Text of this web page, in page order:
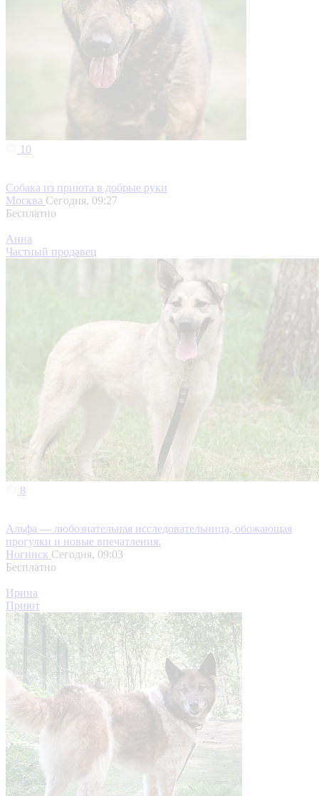
10
Собака из приюта в добрые руки
Москва Сегодня, 09:27
Бесплатно
Анна
Частный продавец
8
Альфа — любознательная исследовательница, обожающая
прогулки и новые впечатления.
Ногинск Сегодня, 09:03
Бесплатно
Ирина
Приют